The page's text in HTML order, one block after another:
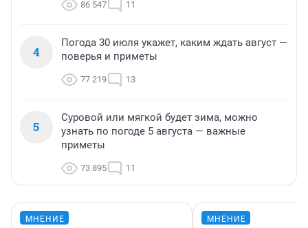
86 547 11
4
Погода 30 июля укажет, каким ждать август —
поверья и приметы
77 219 13
5
Суровой или мягкой будет зима, можно
узнать по погоде 5 августа — важные
приметы
73 895 11
МНЕНИЕ МНЕНИЕ